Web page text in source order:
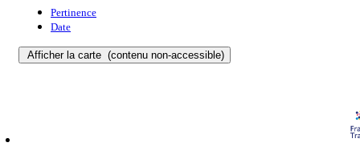
Pertinence
Date
Afficher la carte (contenu non-accessible)